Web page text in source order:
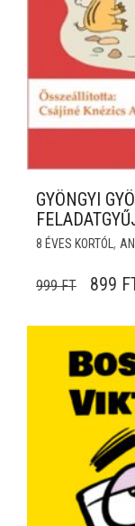
GYÖNGYI
8 ÉVES KORTÓL ,
999FT 899